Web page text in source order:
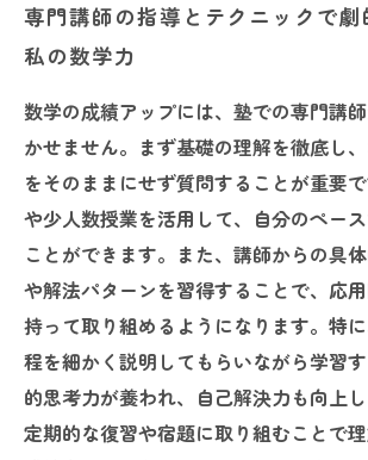
専門講師の指導とテクニックで劇
私の数学力
数学の成績アップには、塾での専門講
かせません。まず基礎の理解を徹底し
をそのままにせず質問することが重要
や少人数授業を活用して、自分のペー
ことができます。また、講師からの具
や解法パターンを習得することで、応
持って取り組めるようになります。特
程を細かく説明してもらいながら学習
的思考力が養われ、自己解決力も向上し
定期的な復習や宿題に取り組むことで理